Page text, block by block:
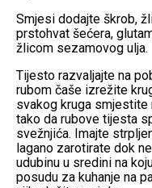
Smjesi dodajte škrob,
prstohvat šećera,
žlicom sezamovog ulja.
Tijesto razvaljajte na
rubom čaše izrežite
svakog kruga smjestite
tako da rubove tijesta
svežnjića. Imajte
lagano zarotirate dok
udubinu u sredini na
posudu za kuhanje na